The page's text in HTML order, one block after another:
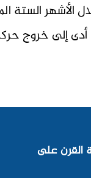
الأشهر
أدى إلى
القرن على